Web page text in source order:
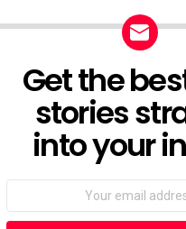
NEWSLETTER
Get the
stories
into your